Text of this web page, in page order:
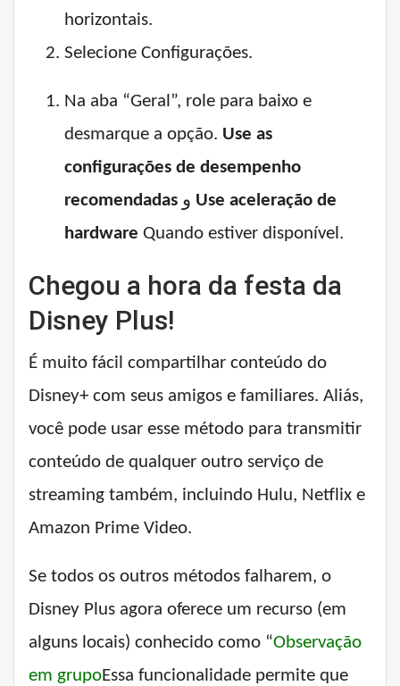
horizontais.
Selecione Configurações.
Na aba “Geral”, role para baixo e
desmarque a opção. Use as
configurações de desempenho
recomendadas
Use aceleração de
hardware Quando estiver disponível.
Chegou a hora da festa da
Disney Plus!
É muito fácil compartilhar conteúdo do
Disney+ com seus amigos e familiares. Aliás,
você pode usar esse método para transmitir
conteúdo de qualquer outro serviço de
streaming também, incluindo Hulu, Netflix e
Amazon Prime Video.
Se todos os outros métodos falharem, o
Disney Plus agora oferece um recurso (em
alguns locais) conhecido como “Observação
em grupoEssa funcionalidade permite que